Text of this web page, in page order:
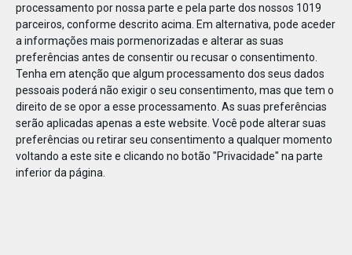
processamento por nossa parte e pela parte dos nossos 1019
parceiros, conforme descrito acima. Em alternativa, pode aceder
a informações mais pormenorizadas e alterar as suas
preferências antes de consentir ou recusar o consentimento.
Tenha em atenção que algum processamento dos seus dados
pessoais poderá não exigir o seu consentimento, mas que tem o
direito de se opor a esse processamento. As suas preferências
serão aplicadas apenas a este website. Você pode alterar suas
preferências ou retirar seu consentimento a qualquer momento
voltando a este site e clicando no botão "Privacidade" na parte
inferior da página.
122619189894175